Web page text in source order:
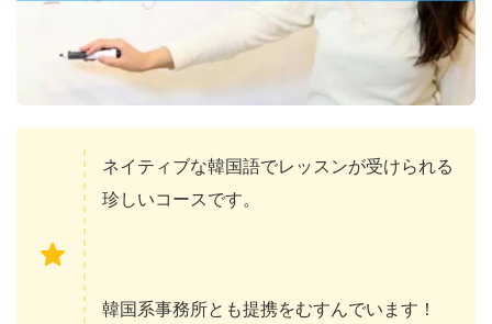
ネイティブな韓国語でレッスンが受けられる
珍しいコースです。
韓国系事務所とも提携をむすんでいます！